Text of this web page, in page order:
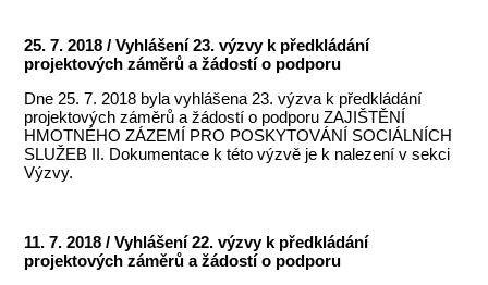
25. 7. 2018 / Vyhlášení 23. výzvy k předkládání
projektových záměrů a žádostí o podporu
Dne 25. 7. 2018 byla vyhlášena 23. výzva k předkládání
projektových záměrů a žádostí o podporu ZAJIŠTĚNÍ
HMOTNÉHO ZÁZEMÍ PRO POSKYTOVÁNÍ SOCIÁLNÍCH
SLUŽEB II. Dokumentace k této výzvě je k nalezení v sekci
Výzvy.
11. 7. 2018 / Vyhlášení 22. výzvy k předkládání
projektových záměrů a žádostí o podporu